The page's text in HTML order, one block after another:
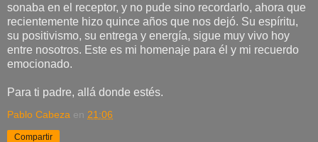
sonaba en el receptor, y no pude sino recordarlo, ahora que
recientemente hizo quince años que nos dejó. Su espíritu,
su positivismo, su entrega y energía, sigue muy vivo hoy
entre nosotros. Este es mi homenaje para él y mi recuerdo
emocionado.
Para ti padre, allá donde estés.
Pablo Cabeza en 21:06
Compartir